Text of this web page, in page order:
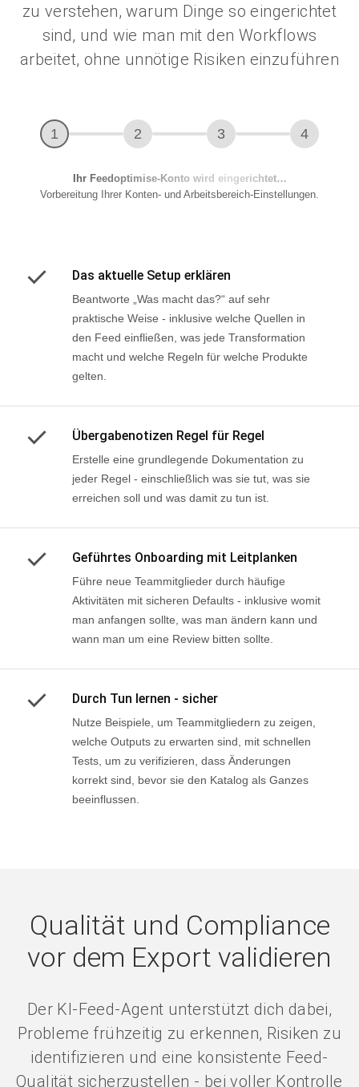
zu verstehen, warum Dinge so eingerichtet
sind, und wie man mit den Workflows
arbeitet, ohne unnötige Risiken einzuführen
check 2 3 4
Ihr Shop wird verbunden…
Zugriff autorisieren, damit wir Produkte und Lagerbestand
Das aktuelle Setup erklären
Beantworte „Was macht das?“ auf sehr
praktische Weise - inklusive welche Quellen in
den Feed einfließen, was jede Transformation
macht und welche Regeln für welche Produkte
Übergabenotizen Regel für Regel
Erstelle eine grundlegende Dokumentation zu
jeder Regel - einschließlich was sie tut, was sie
Geführtes Onboarding mit Leitplanken
Führe neue Teammitglieder durch häufige
Aktivitäten mit sicheren Defaults - inklusive womit
man anfangen sollte, was man ändern kann und
Durch Tun lernen - sicher
Nutze Beispiele, um Teammitgliedern zu zeigen,
welche Outputs zu erwarten sind, mit schnellen
Tests, um zu verifizieren, dass Änderungen
korrekt sind, bevor sie den Katalog als Ganzes
Qualität und Compliance
vor dem Export validieren
Der KI-Feed-Agent unterstützt dich dabei,
Probleme frühzeitig zu erkennen, Risiken zu
identifizieren und eine konsistente Feed-